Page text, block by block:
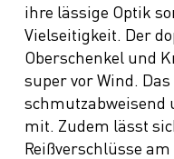
ihre lässige Optik
Vielseitigkeit. Der
Oberschenkel und
super vor Wind.
schmutzabweisend
mit. Zudem lässt
Reißverschlüsse